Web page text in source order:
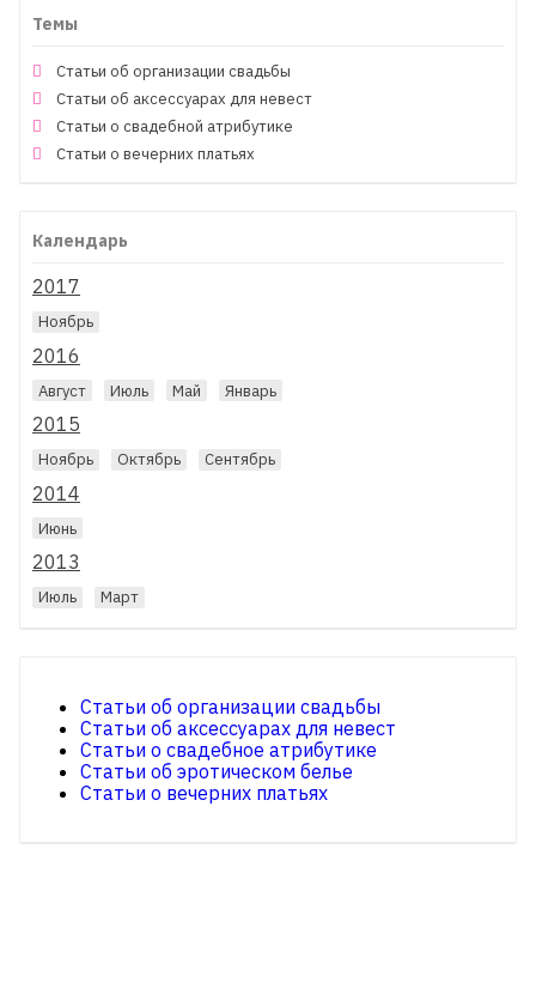
Темы
Статьи об организации свадьбы
Статьи об аксессуарах для невест
Статьи о свадебной атрибутике
Статьи о вечерних платьях
Календарь
2017
Ноябрь
2016
Август Июль Май Январь
2015
Ноябрь Октябрь Сентябрь
2014
Июнь
2013
Июль Март
Статьи об организации свадьбы
Статьи об аксессуарах для невест
Статьи о свадебное атрибутике
Статьи об эротическом белье
Статьи о вечерних платьях